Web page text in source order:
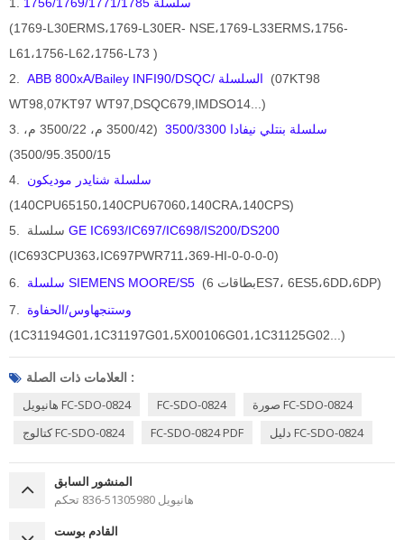
(1769-L30ERMS،1769-L30ER- NSE،1769-L33ERMS،1756-
L61،1756-L62،1756-L73 )
2.
ABB 800xA/Bailey INFI90/DSQC/ السلسلة
(07KT98
WT98,07KT97 WT97,DSQC679,IMDSO14...)
3.
سلسلة بنتلي نيفادا 3500/3300
(3500/42 م، 3500/22 م،
3500/95.3500/15)
4.
سلسلة شنايدر موديكون
(140CPU65150،140CPU67060،140CRA،140CPS)
5. سلسلة GE IC693/IC697/IC698/IS200/DS200
(IC693CPU363،IC697PWR711،369-HI-0-0-0-0)
6.
سلسلة SIEMENS MOORE/S5
(بطاقات 6ES7، 6ES5،6DD،6DP)
7.
(1C31194G01،1C31197G01،5X00106G01،1C31125G02...)
العلامات ذات الصلة :
هانيويل FC-SDO-0824 FC-SDO-0824
صورة FC-SDO-0824
كتالوج FC-SDO-0824
FC-SDO-0824 PDF دليل FC-SDO-0824
المنشور السابق
هانيويل 51305980-836 تحكم
القادم بوست